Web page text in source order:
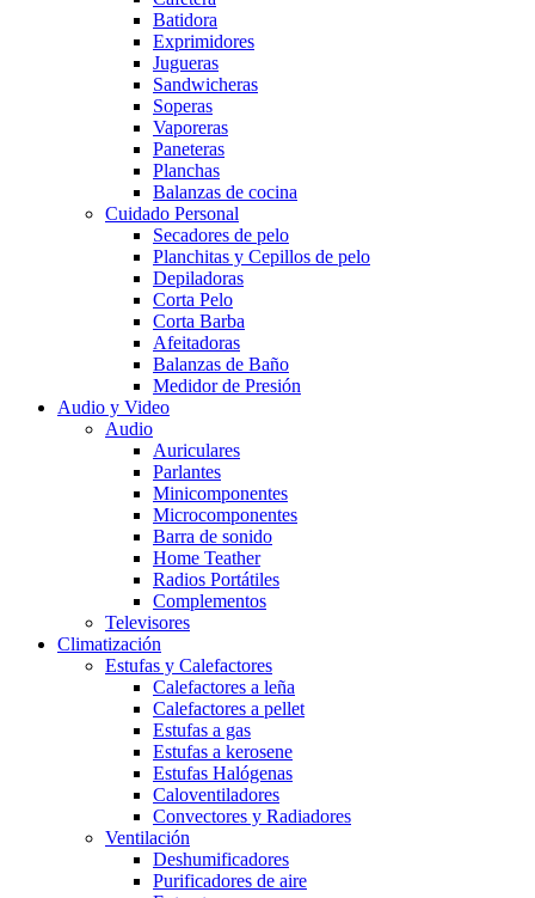
Batidora
Exprimidores
Jugueras
Sandwicheras
Soperas
Vaporeras
Paneteras
Planchas
Balanzas de cocina
Cuidado Personal
Secadores de pelo
Planchitas y Cepillos de pelo
Depiladoras
Corta Pelo
Corta Barba
Afeitadoras
Balanzas de Baño
Medidor de Presión
Audio y Video
Audio
Auriculares
Parlantes
Minicomponentes
Microcomponentes
Barra de sonido
Home Teather
Radios Portátiles
Complementos
Televisores
Climatización
Estufas y Calefactores
Calefactores a leña
Calefactores a pellet
Estufas a gas
Estufas a kerosene
Estufas Halógenas
Caloventiladores
Convectores y Radiadores
Ventilación
Deshumificadores
Purificadores de aire